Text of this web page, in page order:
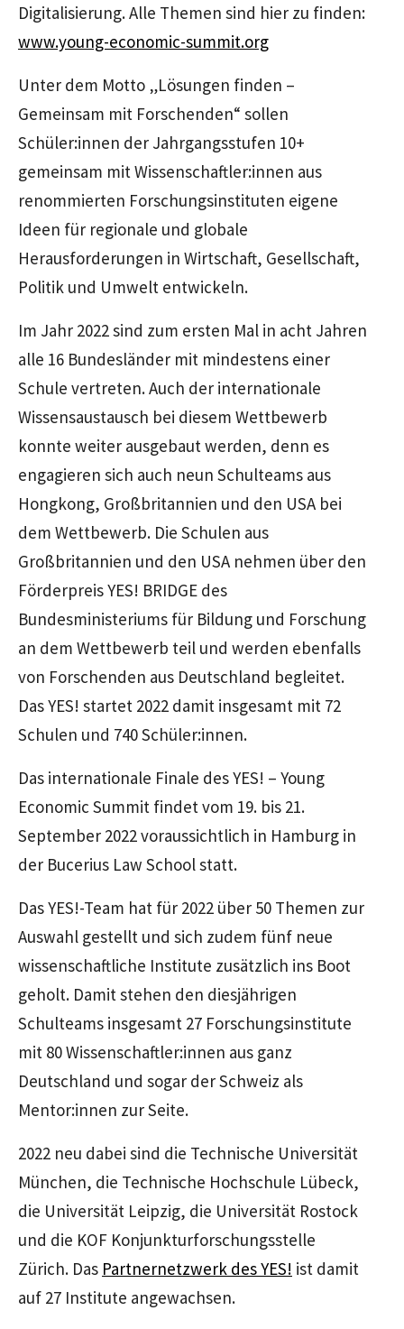
Digitalisierung. Alle Themen sind hier zu finden:
www.young-economic-summit.org
Unter dem Motto „Lösungen finden –
Gemeinsam mit Forschenden“ sollen
Schüler:innen der Jahrgangsstufen 10+
gemeinsam mit Wissenschaftler:innen aus
renommierten Forschungsinstituten eigene
Ideen für regionale und globale
Herausforderungen in Wirtschaft, Gesellschaft,
Politik und Umwelt entwickeln.
Im Jahr 2022 sind zum ersten Mal in acht Jahren
alle 16 Bundesländer mit mindestens einer
Schule vertreten. Auch der internationale
Wissensaustausch bei diesem Wettbewerb
konnte weiter ausgebaut werden, denn es
engagieren sich auch neun Schulteams aus
Hongkong, Großbritannien und den USA bei
dem Wettbewerb. Die Schulen aus
Großbritannien und den USA nehmen über den
Förderpreis YES! BRIDGE des
Bundesministeriums für Bildung und Forschung
an dem Wettbewerb teil und werden ebenfalls
von Forschenden aus Deutschland begleitet.
Das YES! startet 2022 damit insgesamt mit 72
Schulen und 740 Schüler:innen.
Das internationale Finale des YES! – Young
Economic Summit findet vom 19. bis 21.
September 2022 voraussichtlich in Hamburg in
der Bucerius Law School statt.
Das YES!-Team hat für 2022 über 50 Themen zur
Auswahl gestellt und sich zudem fünf neue
wissenschaftliche Institute zusätzlich ins Boot
geholt. Damit stehen den diesjährigen
Schulteams insgesamt 27 Forschungsinstitute
mit 80 Wissenschaftler:innen aus ganz
Deutschland und sogar der Schweiz als
Mentor:innen zur Seite.
2022 neu dabei sind die Technische Universität
München, die Technische Hochschule Lübeck,
die Universität Leipzig, die Universität Rostock
und die KOF Konjunkturforschungsstelle
Zürich. Das Partnernetzwerk des YES! ist damit
auf 27 Institute angewachsen.